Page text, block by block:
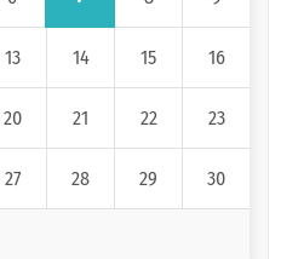
13 14 15 16
20 21 22 23
27 28 29 30